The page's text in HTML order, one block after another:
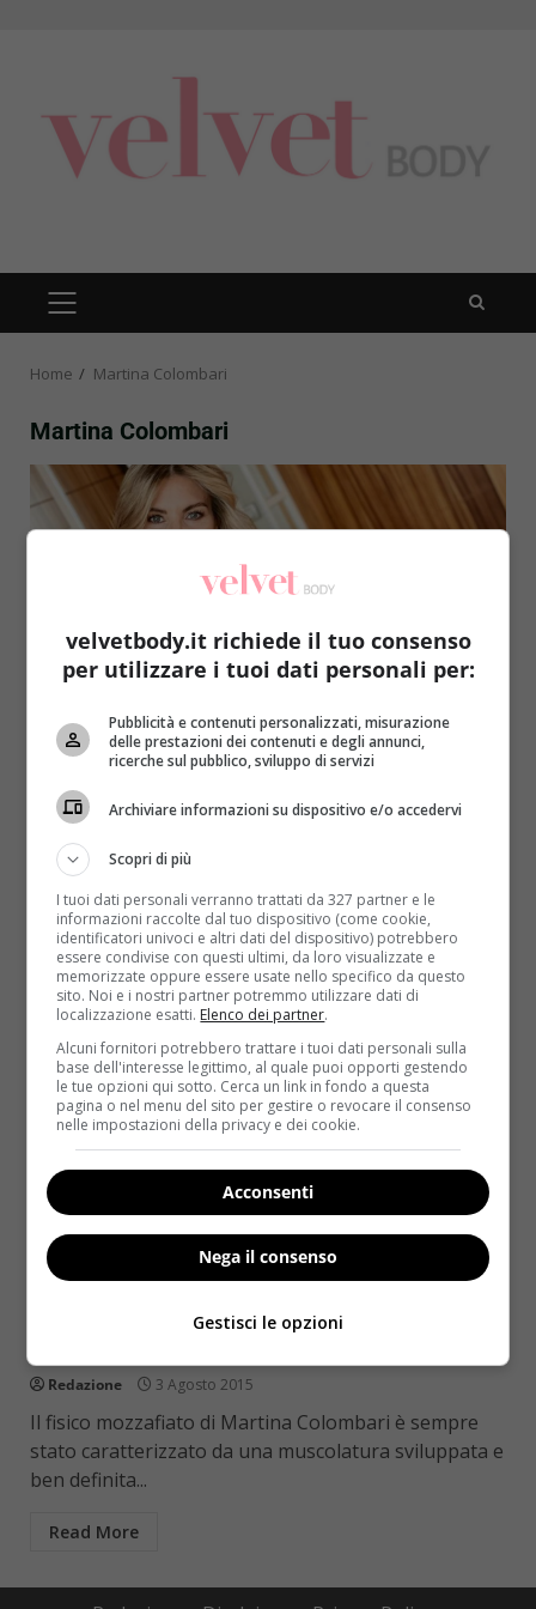
PRIMARY
MENU
Home Martina Colombari
Martina Colombari
Il caschetto biondo di Martina Colombari: il
taglio retrò che sta bene a tutte
L’estate 2021 sarà un’esplosione di luce e tagli che
oscillano tra il retrò e il moderno. La...
Read More
Martina Colombari di corsa anche in
Redazione 3 Agosto 2015
Il fisico mozzafiato di Martina Colombari è sempre
stato caratterizzato da una muscolatura sviluppata e
ben definita...
Read More
velvetbody.it richiede il tuo consenso
per utilizzare i tuoi dati personali per:
Pubblicità e contenuti personalizzati, misurazione
delle prestazioni dei contenuti e degli annunci,
ricerche sul pubblico, sviluppo di servizi
Archiviare informazioni su dispositivo e/o accedervi
Scopri di più
I tuoi dati personali verranno trattati da 327 partner e le
informazioni raccolte dal tuo dispositivo (come cookie,
identificatori univoci e altri dati del dispositivo) potrebbero
essere condivise con questi ultimi, da loro visualizzate e
memorizzate oppure essere usate nello specifico da questo
sito. Noi e i nostri partner potremmo utilizzare dati di
localizzazione esatti. Elenco dei partner.
Alcuni fornitori potrebbero trattare i tuoi dati personali sulla
base dell'interesse legittimo, al quale puoi opporti gestendo
le tue opzioni qui sotto. Cerca un link in fondo a questa
pagina o nel menu del sito per gestire o revocare il consenso
nelle impostazioni della privacy e dei cookie.
Acconsenti
Nega il consenso
Gestisci le opzioni